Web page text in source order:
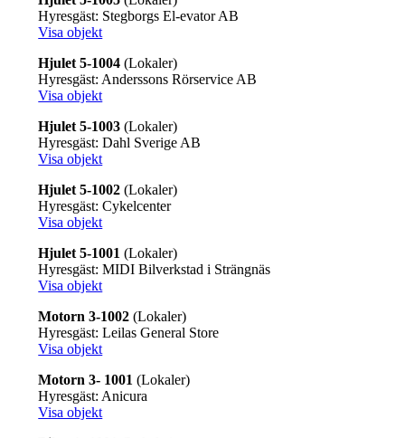
Hyresgäst: Stegborgs El-evator AB
Visa objekt
Hjulet 5-1004 (Lokaler)
Hyresgäst: Anderssons Rörservice AB
Visa objekt
Hjulet 5-1003 (Lokaler)
Hyresgäst: Dahl Sverige AB
Visa objekt
Hjulet 5-1002 (Lokaler)
Hyresgäst: Cykelcenter
Visa objekt
Hjulet 5-1001 (Lokaler)
Hyresgäst: MIDI Bilverkstad i Strängnäs
Visa objekt
Motorn 3-1002 (Lokaler)
Hyresgäst: Leilas General Store
Visa objekt
Motorn 3- 1001 (Lokaler)
Hyresgäst: Anicura
Visa objekt